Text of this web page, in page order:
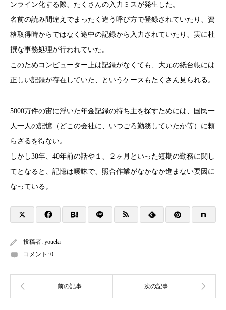
ンライン化する際、たくさんの入力ミスが発生した。
名前の読み間違えでまったく違う呼び方で登録されていたり、資
格取得時からではなく途中の記録から入力されていたり、実に杜
撰な事務処理が行われていた。
このためコンピューター上は記録がなくても、大元の紙台帳には
正しい記録が存在していた、というケースもたくさん見られる。
5000万件の宙に浮いた年金記録の持ち主を探すためには、国民一
人一人の記憶（どこの会社に、いつごろ勤務していたか等）に頼
らざるを得ない。
しかし30年、40年前の話や１、２ヶ月といった短期の勤務に関し
てとなると、記憶は曖昧で、照合作業がなかなか進まない要因に
なっている。
投稿者: youeki
コメント: 0